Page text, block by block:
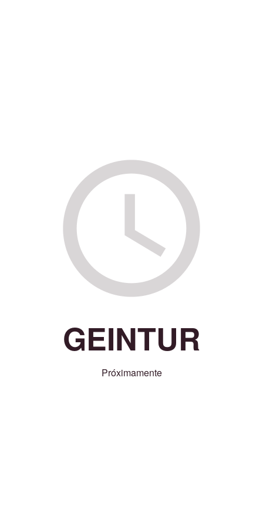
GEINTUR
Próximamente